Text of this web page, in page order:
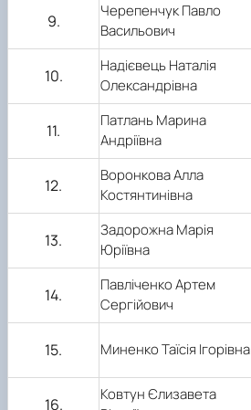
9.
Черепенчук Павло
Васильович
10.
Надієвець Наталія
Олександрівна
11.
Патлань Марина
Андріївна
12.
Воронкова Алла
Костянтинівна
13.
Задорожна Марія
Юріївна
14.
Павліченко Артем
Сергійович
15. Миненко Таїсія Ігорівна
16.
Ковтун Єлизавета